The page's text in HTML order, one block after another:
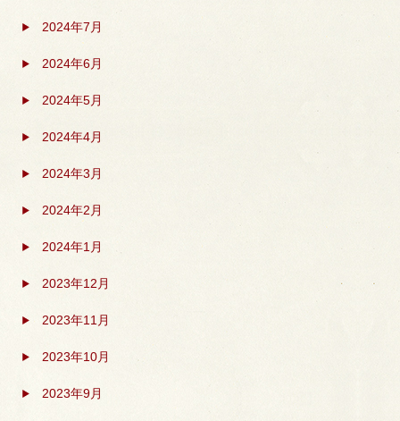
2024年7月
2024年6月
2024年5月
2024年4月
2024年3月
2024年2月
2024年1月
2023年12月
2023年11月
2023年10月
2023年9月